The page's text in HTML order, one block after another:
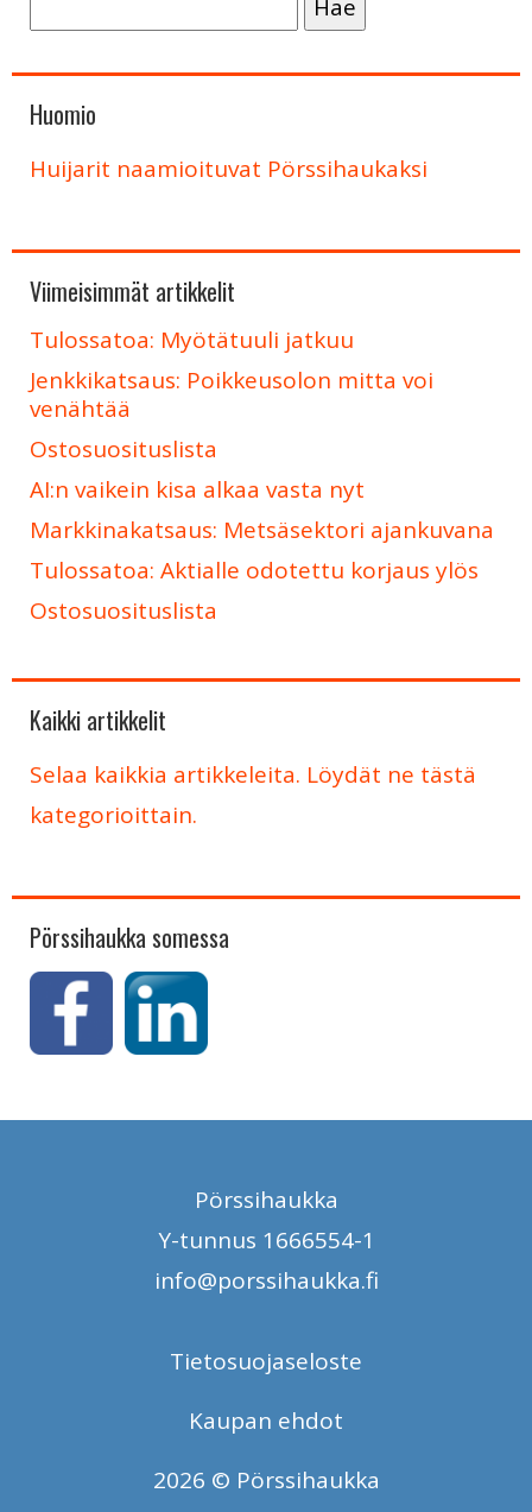
Huomio
Huijarit naamioituvat Pörssihaukaksi
Viimeisimmät artikkelit
Tulossatoa: Myötätuuli jatkuu
Jenkkikatsaus: Poikkeusolon mitta voi
venähtää
Ostosuosituslista
AI:n vaikein kisa alkaa vasta nyt
Markkinakatsaus: Metsäsektori ajankuvana
Tulossatoa: Aktialle odotettu korjaus ylös
Ostosuosituslista
Kaikki artikkelit
Selaa kaikkia artikkeleita. Löydät ne tästä
kategorioittain.
Pörssihaukka somessa
Pörssihaukka
Y-tunnus 1666554-1
info@porssihaukka.fi
Tietosuojaseloste
Kaupan ehdot
2026 © Pörssihaukka